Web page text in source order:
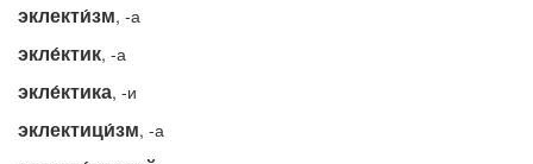
эклекти́зм, -а
экле́ктик, -а
экле́ктика, -и
эклектици́зм, -а